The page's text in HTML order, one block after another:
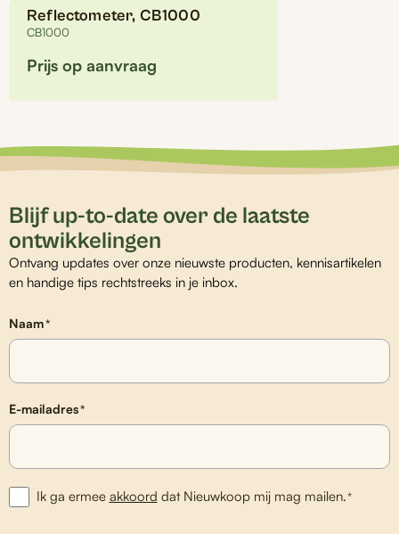
Reflectometer, CB1000
CB1000
Prijs op aanvraag
Blijf up-to-date over de laatste
ontwikkelingen
Ontvang updates over onze nieuwste producten, kennisartikelen
en handige tips rechtstreeks in je inbox.
Naam*
E-mailadres*
Ik ga ermee akkoord dat Nieuwkoop mij mag mailen.*